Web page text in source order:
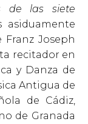
de las siete
asiduamente
Joseph
recitador en
y Danza de
Antigua de
de Cádiz,
de Granada